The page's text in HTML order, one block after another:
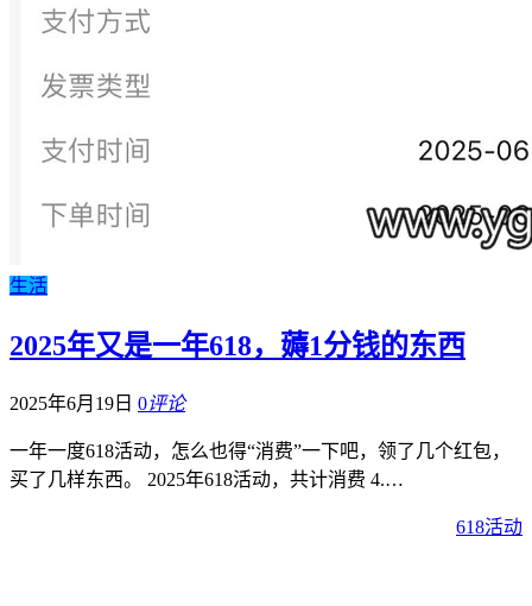
生活
2025年又是一年618，薅1分钱的东西
2025年6月19日 0评论
一年一度618活动，怎么也得“消费”一下吧，领了几个红包，
买了几样东西。 2025年618活动，共计消费 4.…
618活动